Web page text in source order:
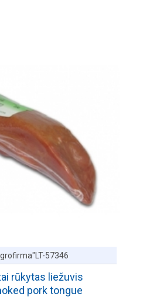
57346
rūkytas liežuvis
pork tongue